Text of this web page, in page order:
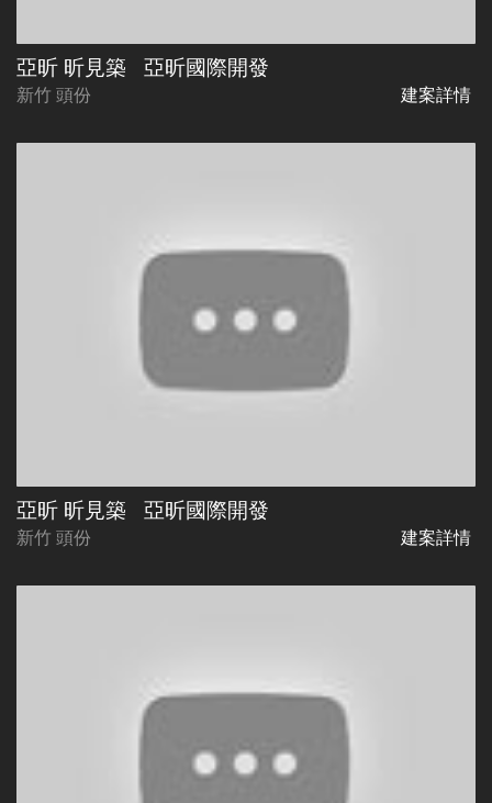
亞昕 昕見築 亞昕國際開發
新竹 頭份 建案詳情
亞昕 昕見築 亞昕國際開發
新竹 頭份 建案詳情